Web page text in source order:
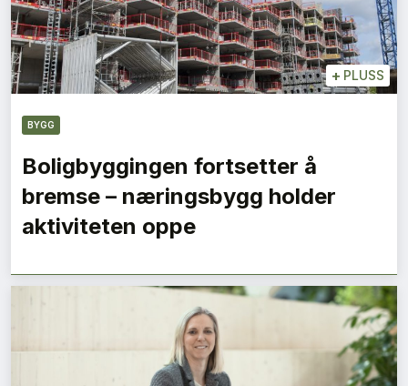
+ PLUSS
BYGG
Boligbyggingen fortsetter å
bremse – næringsbygg holder
aktiviteten oppe